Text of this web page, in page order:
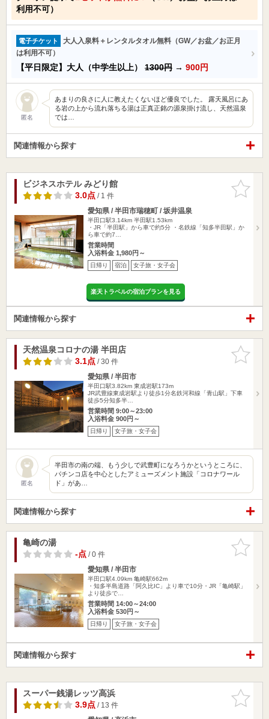
利用不可）
電子チケット
大人入泉料＋レンタルタオル無料（GW／お盆／お正月
は利用不可）
【平日限定】大人（中学生以上） 1300円 → 900円
匿名
あまりの良さに人に教えたくないほど優良でした。 露天風呂にあ
る岩の上から流れ落ちる湯は正真正銘の源泉掛け流し、天然温泉
では…
関連情報から探す
お気に入
りに追加
ビジネスホテル みどり館
3.0点/ 1 件
愛知県 / 半田市瑞穂町 / 坂井温泉
半田口駅3.14km 半田駅1.53km
・JR「半田駅」から車で約5分 ・名鉄線「知多半田駅」か
ら車で約7…
営業時間
入浴料金 1,980円～
日帰り 宿泊 女子旅・女子会
楽天トラベルの宿泊プランを見る
関連情報から探す
お気に入
りに追加
天然温泉コロナの湯 半田店
3.1点/ 30 件
愛知県 / 半田市
半田口駅3.82km 東成岩駅173m
JR武豊線東成岩駅より徒歩1分名鉄河和線「青山駅」下車
徒歩5分知多半…
営業時間 9:00～23:00
入浴料金 900円～
日帰り 女子旅・女子会
匿名
半田市の南の端、もう少しで武豊町になろうかというところに、
パチンコ店を中心としたアミューズメント施設「コロナワール
ド」があ…
関連情報から探す
お気に入
りに追加
亀崎の湯
-点/ 0 件
愛知県 / 半田市
半田口駅4.09km 亀崎駅662m
・知多半島道路「阿久比IC」より車で10分・JR「亀崎駅」
より徒歩で…
営業時間 14:00～24:00
入浴料金 530円～
日帰り 女子旅・女子会
関連情報から探す
お気に入
りに追加
スーパー銭湯レッツ高浜
3.9点/ 13 件